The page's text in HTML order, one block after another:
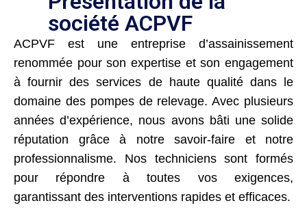
société ACPVF
ACPVF est une entreprise d’assainissement
renommée pour son expertise et son engagement
à fournir des services de haute qualité dans le
domaine des pompes de relevage. Avec plusieurs
années d’expérience, nous avons bâti une solide
réputation grâce à notre savoir-faire et notre
professionnalisme. Nos techniciens sont formés
pour répondre à toutes vos exigences,
garantissant des interventions rapides et efficaces.